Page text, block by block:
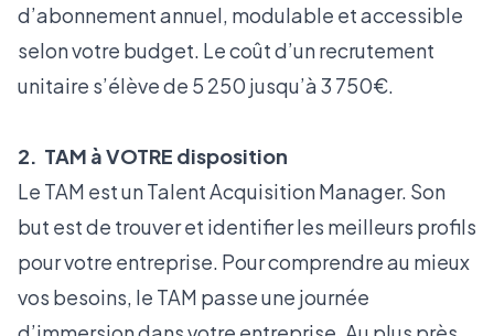
d’abonnement annuel, modulable et accessible
selon votre budget. Le coût d’un recrutement
unitaire s’élève de 5 250 jusqu’à 3 750€.
2. TAM à VOTRE disposition
Le TAM est un Talent Acquisition Manager. Son
but est de trouver et identifier les meilleurs profils
pour votre entreprise. Pour comprendre au mieux
vos besoins, le TAM passe une journée